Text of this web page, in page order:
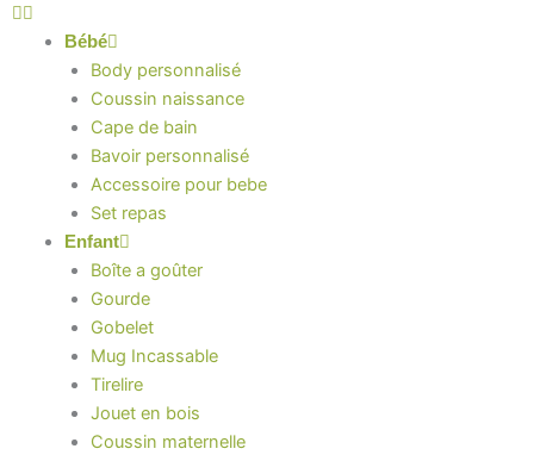
Bébé
Body personnalisé
Coussin naissance
Cape de bain
Bavoir personnalisé
Accessoire pour bebe
Set repas
Enfant
Boîte a goûter
Gourde
Gobelet
Mug Incassable
Tirelire
Jouet en bois
Coussin maternelle